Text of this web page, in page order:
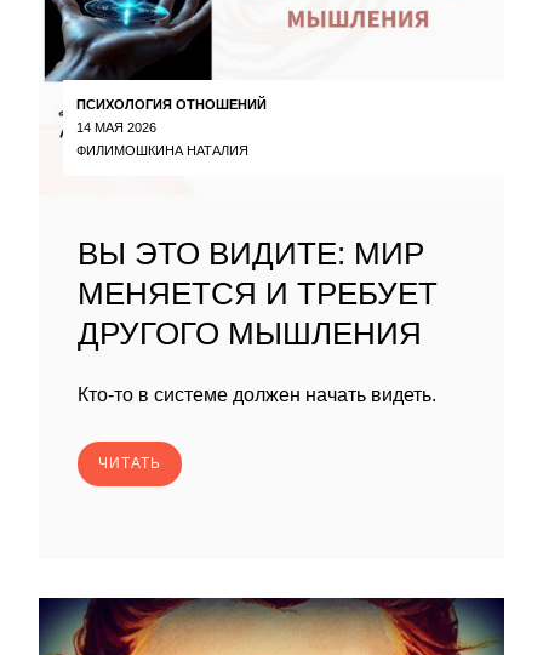
ПСИХОЛОГИЯ ОТНОШЕНИЙ
14 МАЯ 2026
ФИЛИМОШКИНА НАТАЛИЯ
ВЫ ЭТО ВИДИТЕ: МИР
МЕНЯЕТСЯ И ТРЕБУЕТ
ДРУГОГО МЫШЛЕНИЯ
Кто-то в системе должен начать видеть.
ЧИТАТЬ